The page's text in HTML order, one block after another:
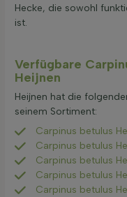
Hecke, die sowohl
ist.
Verfügbare
Heijnen
Heijnen hat die
seinem Sortiment:
Carpinus betulus
Carpinus betulus
Carpinus betulus
Carpinus betulus
Carpinus betulus